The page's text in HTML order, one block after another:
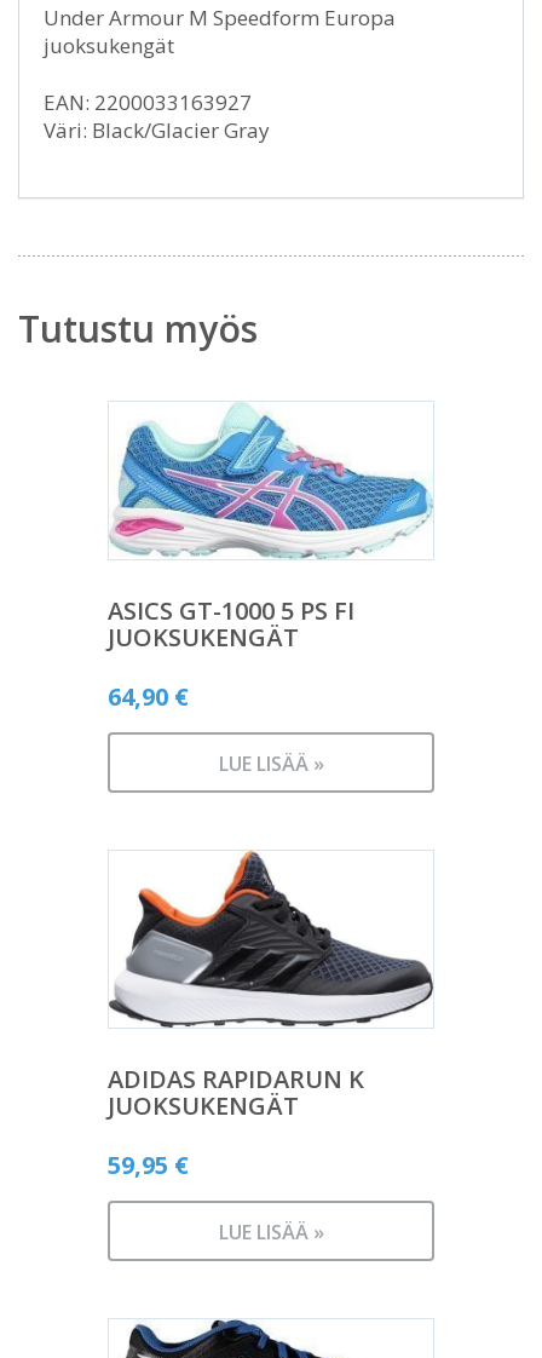
Under Armour M Speedform Europa
juoksukengät
EAN: 2200033163927
Väri: Black/Glacier Gray
Tutustu myös
ASICS GT-1000 5 PS FI
JUOKSUKENGÄT
64,90 €
LUE LISÄÄ »
ADIDAS RAPIDARUN K
JUOKSUKENGÄT
59,95 €
LUE LISÄÄ »